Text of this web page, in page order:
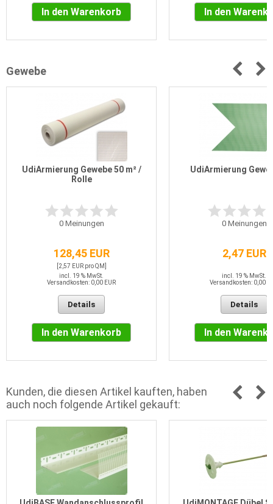
In den Warenkorb In den
Gewebe
UdiArmierung Gewebe 50 m² /
Rolle
0Meinungen
128,45 EUR
[2,57 EUR pro QM]
incl. 19 % MwSt.
Versandkosten: 0,00 EUR
Details
In den Warenkorb
UdiArmierung
0Meinungen
2,47 EUR
incl. 19 % MwSt.
Versandkosten: 0,00
Details
In den
Kunden, die diesen Artikel kauften, haben
auch noch folgende Artikel gekauft: